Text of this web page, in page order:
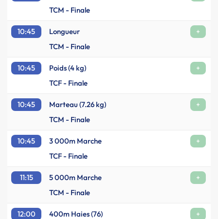
TCM - Finale
10:45 Longueur
+
TCM - Finale
10:45 Poids (4 kg)
+
TCF - Finale
10:45 Marteau (7.26 kg)
+
TCM - Finale
10:45 3 000m Marche
+
TCF - Finale
11:15 5 000m Marche
+
TCM - Finale
12:00 400m Haies (76)
+